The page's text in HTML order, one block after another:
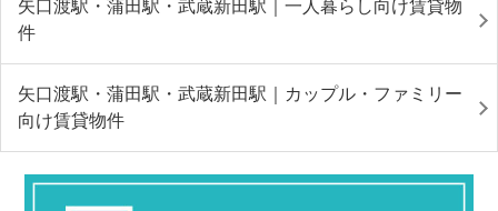
矢口渡駅・蒲田駅・武蔵新田駅｜一人暮らし向け賃貸物
件
矢口渡駅・蒲田駅・武蔵新田駅｜カップル・ファミリー
向け賃貸物件